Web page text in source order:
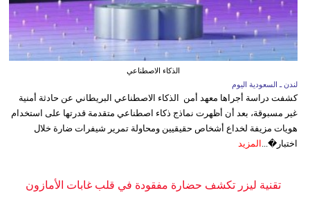
الذكاء الاصطناعي
لندن ـ السعودية اليوم
كشفت دراسة أجراها معهد أمن الذكاء الاصطناعي البريطاني عن حادثة أمنية
غير مسبوقة، بعد أن أظهرت نماذج ذكاء اصطناعي متقدمة قدرتها على استخدام
هويات مزيفة لخداع أشخاص حقيقيين ومحاولة تمرير شيفرات ضارة خلال
اختبار�... المزيد
تقنية ليزر تكشف حضارة مفقودة في قلب غابات الأمازون